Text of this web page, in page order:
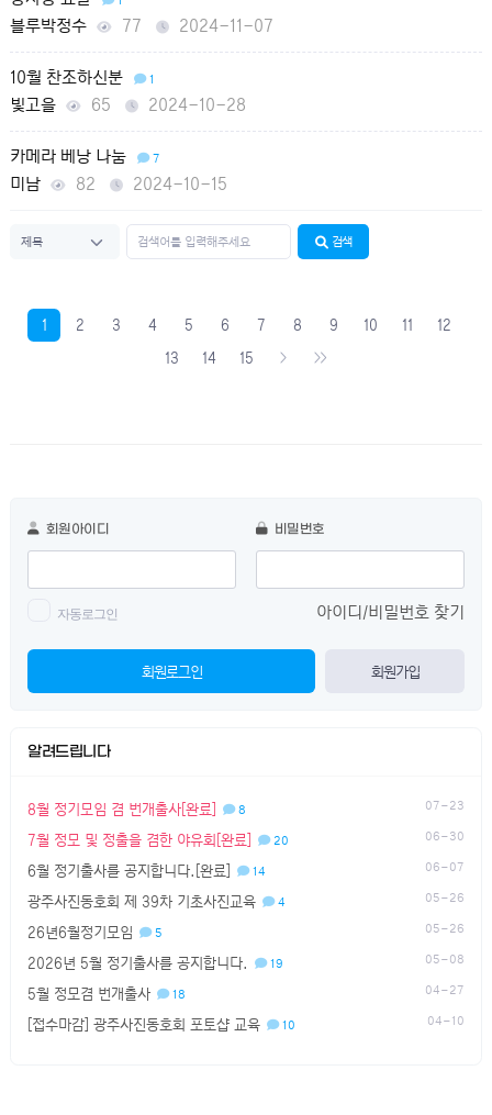
블루박정수 77 2024-11-07
10월 찬조하신분 1
빛고을 65 2024-10-28
카메라 베낭 나눔 7
미남 82 2024-10-15
검색
1 2 3 4 5 6 7 8 9 10 11
12
13
14 15
회원아이디 비밀번호
자동로그인 아이디/비밀번호 찾기
회원로그인 회원가입
알려드립니다
8월 정기모임 겸 번개출사[완료] 8 07-23
7월 정모 및 정출을 겸한 야유회[완료] 20 06-30
6월 정기출사를 공지합니다.[완료] 14 06-07
광주사진동호회 제 39차 기초사진교육 4 05-26
26년6월정기모임 5 05-26
2026년 5월 정기출사를 공지합니다. 19 05-08
5월 정모겸 번개출사 18 04-27
[접수마감] 광주사진동호회 포토샵 교육 10 04-10